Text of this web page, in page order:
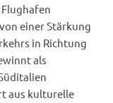
einer Stärkung
in Richtung
als
aus kulturelle